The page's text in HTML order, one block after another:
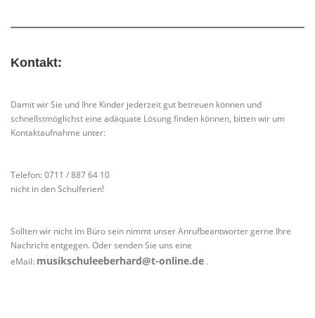
Kontakt:
Damit wir Sie und Ihre Kinder jederzeit gut betreuen können und
schnellstmöglichst eine adäquate Lösung finden können, bitten wir um
Kontaktaufnahme unter:
Telefon: 0711 / 887 64 10
nicht in den Schulferien!
Sollten wir nicht im Büro sein nimmt unser Anrufbeantworter gerne Ihre
Nachricht entgegen. Oder senden Sie uns eine
eMail: musikschuleeberhard@t-online.de .